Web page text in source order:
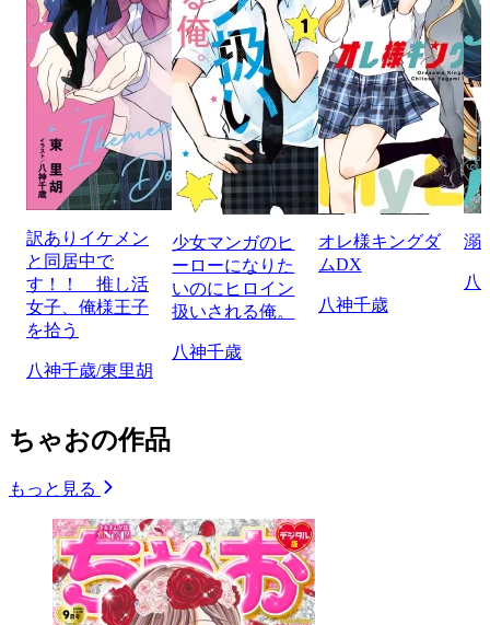
訳ありイケメン
と同居中で
す！！ 推し活
女子、俺様王子
を拾う
八神千歳/東里胡
少女マンガのヒ
ーローになりた
いのにヒロイン
扱いされる俺。
八神千歳
オレ様キングダ
ムDX
八神千歳
溺
八
ちゃおの作品
もっと見る